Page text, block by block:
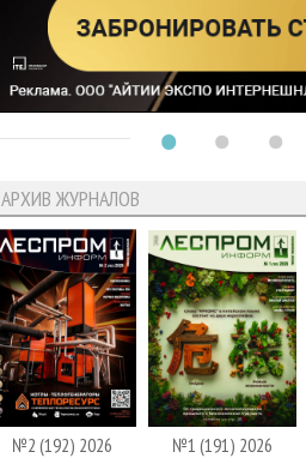
АРХИВ ЖУРНАЛОВ
№2 (192) 2026 №1 (191) 2026